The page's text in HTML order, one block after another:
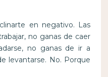
en negativo. Las
no ganas de caer
no ganas de ir a
levantarse. No. Porque